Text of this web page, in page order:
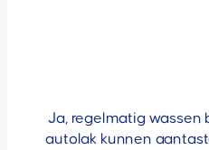
Ja, regelmatig wassen
autolak kunnen